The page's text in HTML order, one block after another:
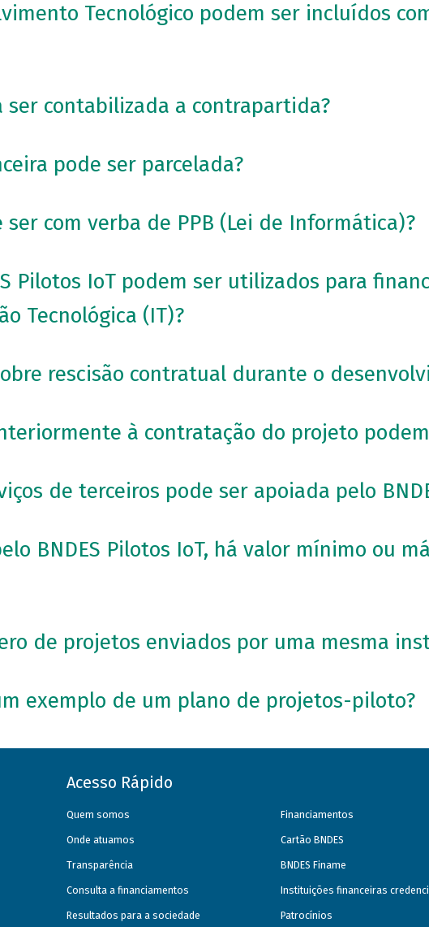
Tecnológico podem ser incluídos
ser contabilizada a contrapartida?
pode ser parcelada?
com verba de PPB (Lei de Informática)?
Pilotos IoT podem ser utilizados para
Tecnológica (IT)?
rescisão contratual durante o
à contratação do projeto
de terceiros pode ser apoiada pelo
BNDES Pilotos IoT, há valor mínimo ou
de projetos enviados por uma mesma
exemplo de um plano de projetos-piloto?
Acesso Rápido
Quem somos
Onde atuamos
Transparência
Consulta a financiamentos
Resultados para a sociedade
Financiamentos
Cartão BNDES
BNDES Finame
Instituições financeiras
Patrocínios